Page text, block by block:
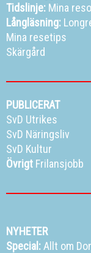
Tidslinje: Mina
Långläsning:
Mina resetips
Skärgård
PUBLICERAT
SvD Utrikes
SvD Näringsliv
SvD Kultur
Övrigt Frilansjobb
NYHETER
Special:Allt om